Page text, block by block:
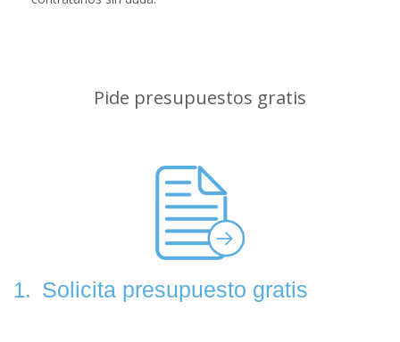
Pide presupuestos gratis
1. Solicita presupuesto gratis